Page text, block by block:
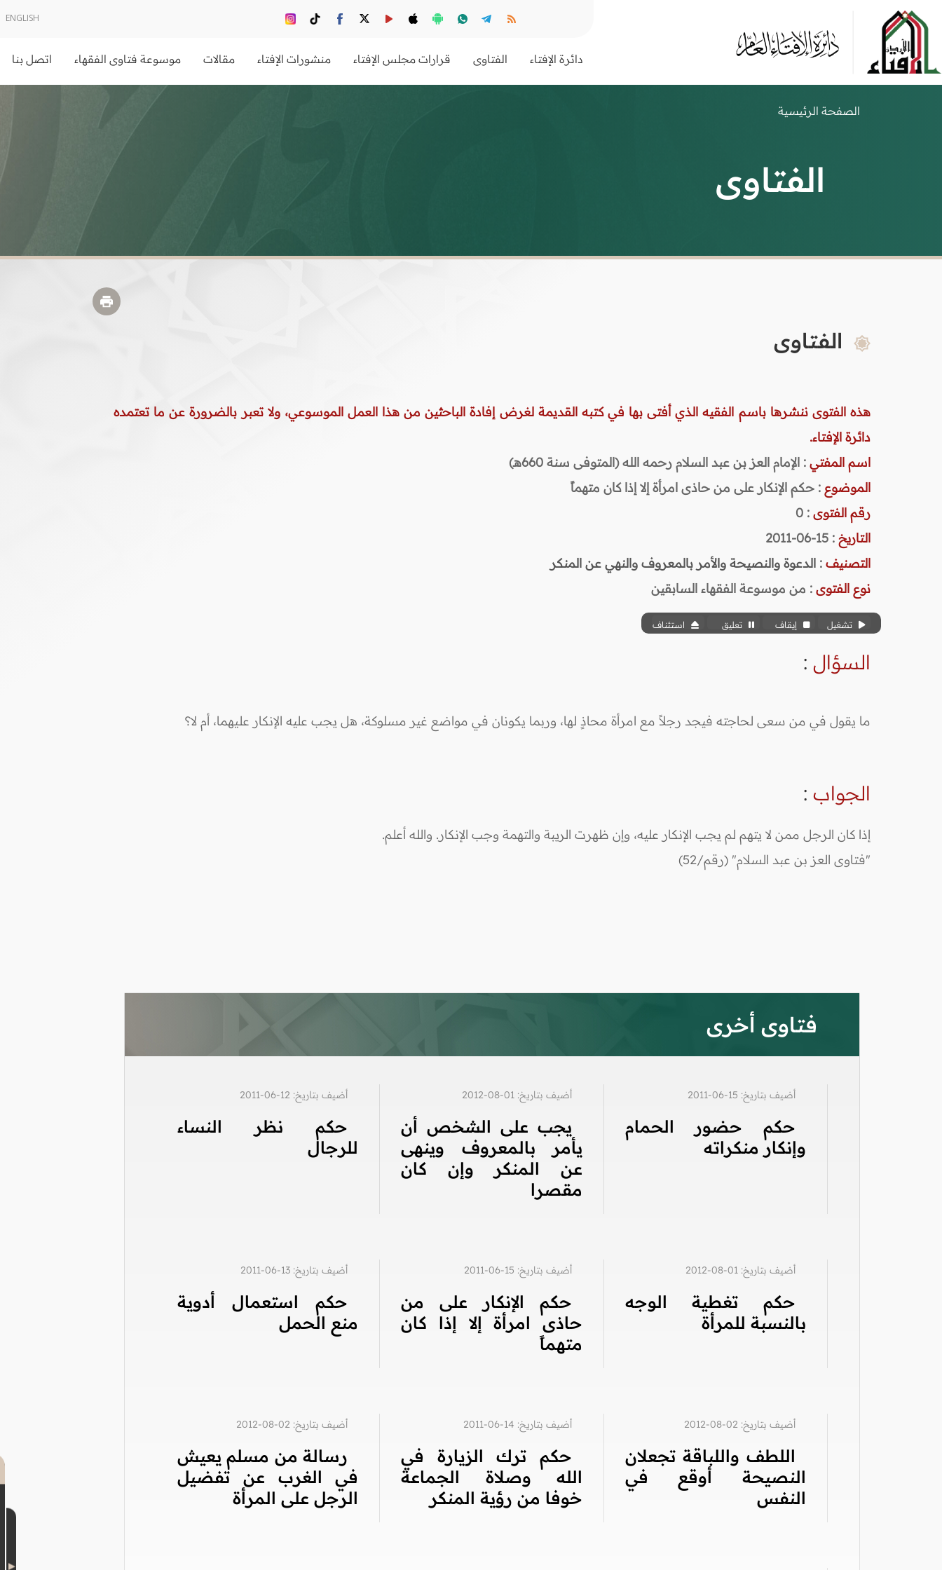
ENGLISH
دائرة الإفتاء الفتاوى قرارات مجلس الإفتاء منشورات الإفتاء مقالات موسوعة فتاوى الفقهاء اتصل بنا
الصفحة الرئيسية
الفتاوى
الفتاوى
هذه الفتوى ننشرها باسم الفقيه الذي أفتى بها في كتبه القديمة لغرض إفادة الباحثين من هذا العمل الموسوعي، ولا تعبر بالضرورة عن ما تعتمده
دائرة الإفتاء.
اسم المفتي : الإمام العز بن عبد السلام رحمه الله (المتوفى سنة 660هـ)
الموضوع : حكم الإنكار على من حاذى امرأة إلا إذا كان متهماً
رقم الفتوى :
0
التاريخ : 15-06-2011
التصنيف : الدعوة والنصيحة والأمر بالمعروف والنهي عن المنكر
نوع الفتوى : من موسوعة الفقهاء السابقين
تشغيل إيقاف تعليق استئناف
السؤال :
ما يقول في من سعى لحاجته فيجد رجلاً مع امرأة محاذٍ لها، وربما يكونان في مواضع غير مسلوكة، هل يجب عليه الإنكار عليهما، أم لا؟
الجواب :
إذا كان الرجل ممن لا يتهم لم يجب الإنكار عليه، وإن ظهرت الريبة والتهمة وجب الإنكار. والله أعلم.
"فتاوى العز بن عبد السلام" (رقم/52)
فتاوى أخرى
أضيف بتاريخ: 15-06-2011
حكم حضور الحمام
وإنكار منكراته
أضيف بتاريخ: 01-08-2012
يجب على الشخص أن
يأمر بالمعروف وينهى
عن المنكر وإن كان
مقصرا
أضيف بتاريخ: 12-06-2011
حكم نظر النساء
للرجال
أضيف بتاريخ: 01-08-2012
حكم تغطية الوجه
بالنسبة للمرأة
أضيف بتاريخ: 15-06-2011
حكم الإنكار على من
حاذى امرأة إلا إذا كان
متهماً
أضيف بتاريخ: 13-06-2011
حكم استعمال أدوية
منع الحمل
أضيف بتاريخ: 02-08-2012
اللطف واللباقة تجعلان
النصيحة أوقع في
النفس
أضيف بتاريخ: 14-06-2011
حكم ترك الزيارة في
الله وصلاة الجماعة
خوفا من رؤية المنكر
أضيف بتاريخ: 02-08-2012
رسالة من مسلم يعيش
في الغرب عن تفضيل
الرجل على المرأة